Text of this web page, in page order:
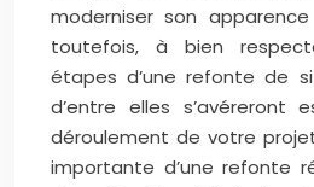
moderniser son
toutefois, à bien
étapes d’une refonte de
d’entre elles s’avéreront
déroulement de votre
importante d’une refonte